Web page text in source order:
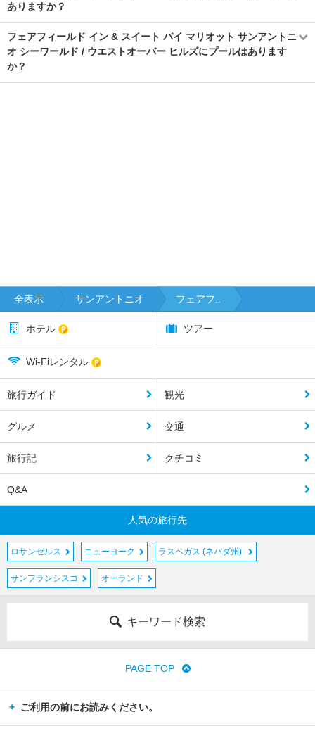
ありますか？
フェアフィールド イン & スイート バイ マリオット サンアントニ
オ シーワールド / ウエストオーバー ヒルズにプールはあります
か？
全表示 サンアントニオ フェアフ..
ホテル ツアー
Wi-Fiレンタル
旅行ガイド 観光
グルメ 交通
旅行記 クチコミ
Q&A
人気の旅行先
ロサンゼルス ニューヨーク ラスベガス (ネバダ州)
サンフランシスコ オーランド
キーワード検索
PAGE TOP
ご利用の前にお読みください。